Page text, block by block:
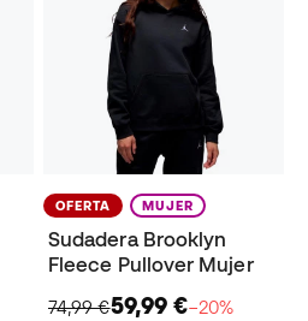
OFERTA MUJER
Sudadera Brooklyn
Fleece Pullover Mujer
74,99 €59,99 €−20%